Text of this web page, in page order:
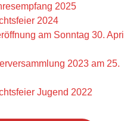
2025
2024
am Sonntag 30. April
2023 am 25.
Jugend 2022